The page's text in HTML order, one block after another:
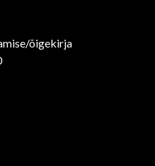
õigekirja